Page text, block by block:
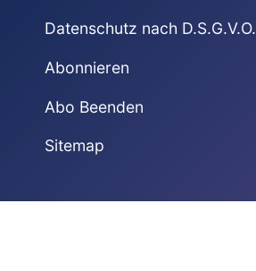
Datenschutz nach D.S.G.V.O.
Abonnieren
Abo Beenden
Sitemap